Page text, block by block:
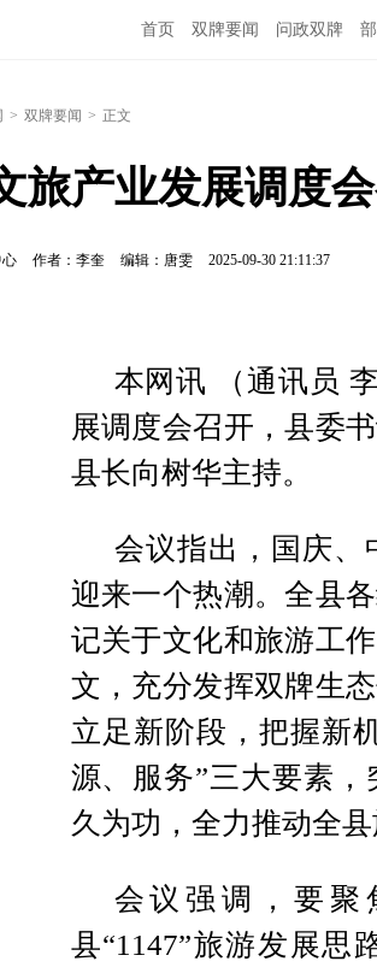
首页 双牌要闻 问政双牌
> 双牌要闻 > 正文
旅产业发展调度
作者：李奎 编辑：唐雯 2025-09-30 21:11:37
本网讯 （通讯员
展调度会召开，县委
县长向树华主持。
会议指出，国庆、
迎来一个热潮。全县
记关于文化和旅游工
文，充分发挥双牌生
立足新阶段，把握新
源、服务”三大要素
久为功，全力推动全
会议强调，要聚
县“1147”旅游发展思